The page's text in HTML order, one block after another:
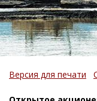
Версия для печати